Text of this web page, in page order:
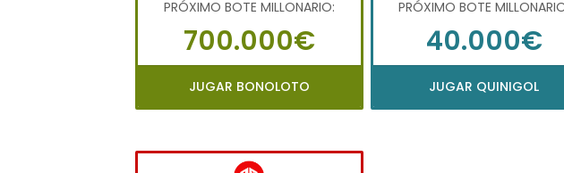
PRÓXIMO BOTE MILLONARIO:
700.000€
JUGAR BONOLOTO
PRÓXIMO BOTE
40.000€
JUGAR QUINIGOL